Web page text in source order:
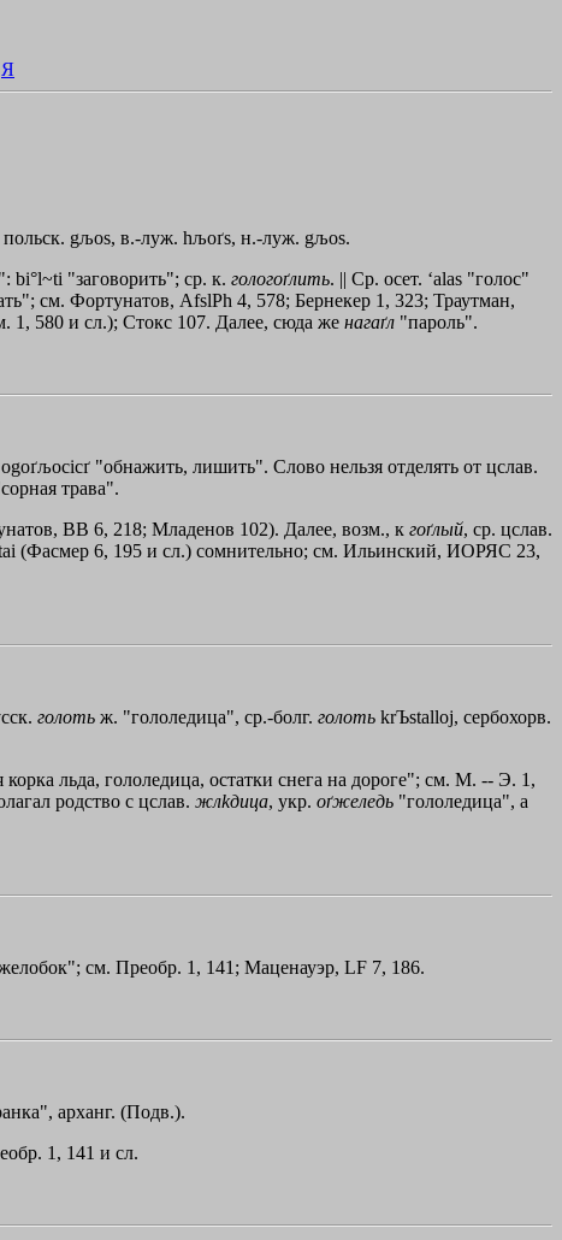
Я
польск. gљos, в.-луж. hљoґs, н.-луж. gљos.
bi°l~ti "заговорить"; ср. к. гологоґлить. || Ср. осет. ‘alas "голос"
см. Фортунатов, AfslPh 4, 578; Бернекер 1, 323; Траутман,
1, 580 и сл.); Стокс 107. Далее, сюда же нагаґл "пароль".
"обнажить, лишить". Слово нельзя отделять от цслав.
трава".
ВВ 6, 218; Младенов 102). Далее, возм., к гоґлый, ср. цслав.
(Фасмер 6, 195 и сл.) сомнительно; см. Ильинский, ИОРЯС 23,
голоть ж. "гололедица", ср.-болг. голоть krЪstalloj, сербохорв.
льда, гололедица, остатки снега на дороге"; см. М. -- Э. 1,
родство с цслав. жлkдица, укр. оґжеледь "гололедица", а
см. Преобр. 1, 141; Маценауэр, LF 7, 186.
арханг. (Подв.).
1, 141 и сл.